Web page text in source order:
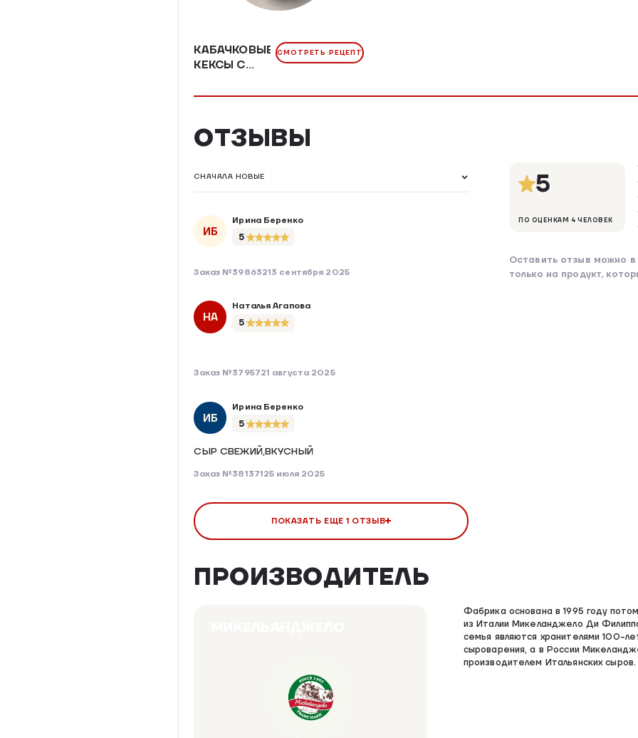
КАБАЧКОВЫЕ
КЕКСЫ С
ФАРШЕМ И
СМОТРЕТЬ РЕЦЕПТ
ОТЗЫВЫ
СНАЧАЛА НОВЫЕ
ИБ
Ирина Беренко
5
Заказ №39863213 сентября 2025
НА
Наталья Агапова
5
Заказ №3795721 августа 2025
ИБ
Ирина Беренко
5
СЫР СВЕЖИЙ,ВКУСНЫЙ
Заказ №38137125 июля 2025
ПОКАЗАТЬ ЕЩЕ 1 ОТЗЫВ
5
ПО ОЦЕНКАМ 4 ЧЕЛОВЕК
Оставить отзыв можно в
только на продукт,
ПРОИЗВОДИТЕЛЬ
Фабрика основана в 1995 году
из Италии Микеланджело Ди
семья являются хранителями 100-
сыроварения, а в России
производителем Итальянских сыров.